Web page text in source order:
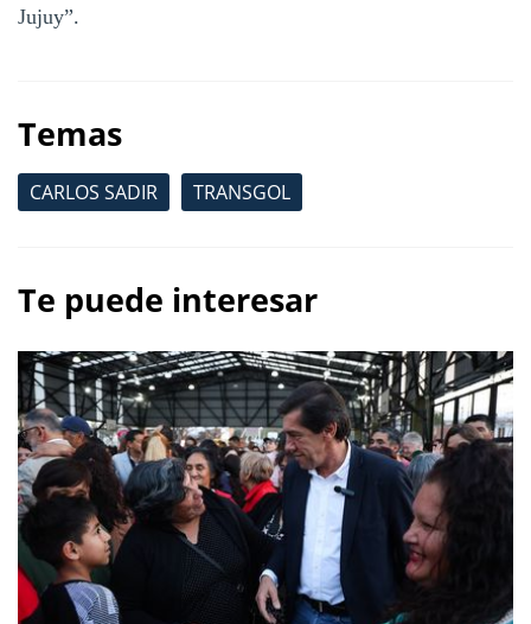
Jujuy”.
Temas
CARLOS SADIR TRANSGOL
Te puede interesar